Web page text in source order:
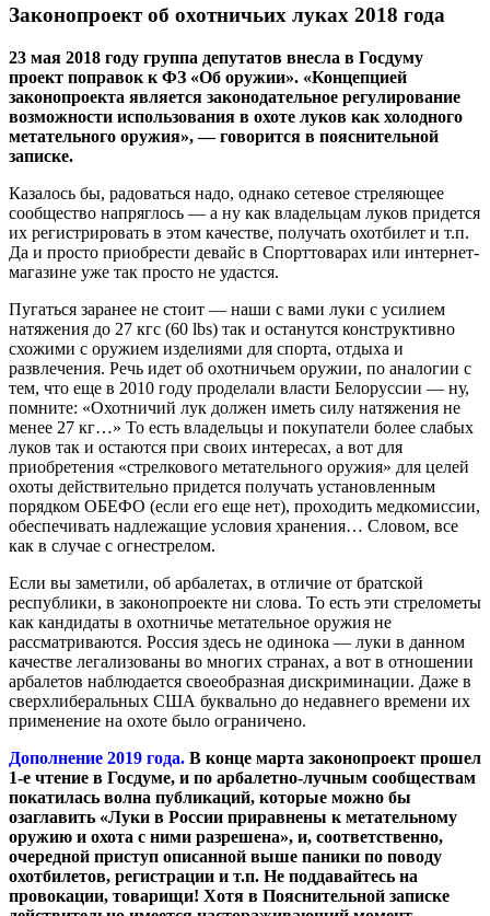
Законопроект об охотничьих луках 2018 года
23 мая 2018 году группа депутатов внесла в Госдуму
проект поправок к ФЗ «Об оружии». «Концепцией
законопроекта является законодательное регулирование
возможности использования в охоте луков как холодного
метательного оружия», — говорится в пояснительной
записке.
Казалось бы, радоваться надо, однако сетевое стреляющее
сообщество напряглось — а ну как владельцам луков придется
их регистрировать в этом качестве, получать охотбилет и т.п.
Да и просто приобрести девайс в Спорттоварах или интернет-
магазине уже так просто не удастся.
Пугаться заранее не стоит — наши с вами луки с усилием
натяжения до 27 кгс (60 lbs) так и останутся конструктивно
схожими с оружием изделиями для спорта, отдыха и
развлечения. Речь идет об охотничьем оружии, по аналогии с
тем, что еще в 2010 году проделали власти Белоруссии — ну,
помните: «Охотничий лук должен иметь силу натяжения не
менее 27 кг…» То есть владельцы и покупатели более слабых
луков так и остаются при своих интересах, а вот для
приобретения «стрелкового метательного оружия» для целей
охоты действительно придется получать установленным
порядком ОБЕФО (если его еще нет), проходить медкомиссии,
обеспечивать надлежащие условия хранения… Словом, все
как в случае с огнестрелом.
Если вы заметили, об арбалетах, в отличие от братской
республики, в законопроекте ни слова. То есть эти стрелометы
как кандидаты в охотничье метательное оружия не
рассматриваются. Россия здесь не одинока — луки в данном
качестве легализованы во многих странах, а вот в отношении
арбалетов наблюдается своеобразная дискриминации. Даже в
сверхлиберальных США буквально до недавнего времени их
применение на охоте было ограничено.
Дополнение 2019 года. В конце марта законопроект прошел
1-е чтение в Госдуме, и по арбалетно-лучным сообществам
покатилась волна публикаций, которые можно бы
озаглавить «Луки в России приравнены к метательному
оружию и охота с ними разрешена», и, соответственно,
очередной приступ описанной выше паники по поводу
охотбилетов, регистрации и т.п. Не поддавайтесь на
провокации, товарищи! Хотя в Пояснительной записке